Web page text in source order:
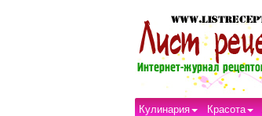
Кулинария Красота